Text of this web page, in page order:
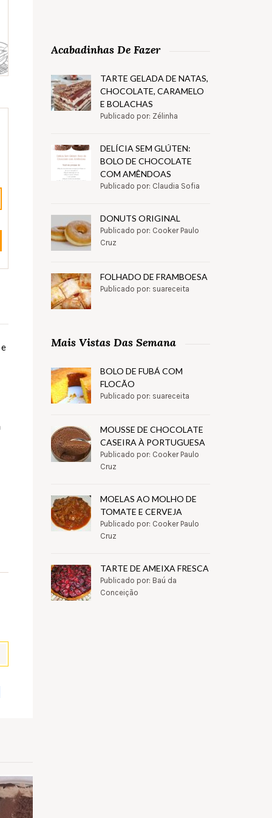
Acabadinhas De Fazer
TARTE GELADA DE NATAS,
CHOCOLATE, CARAMELO
E BOLACHAS
Publicado por: Zélinha
DELÍCIA SEM GLÚTEN:
BOLO DE CHOCOLATE
COM AMÊNDOAS
Publicado por: Claudia Sofia
DONUTS ORIGINAL
Publicado por: Cooker Paulo
Cruz
FOLHADO DE FRAMBOESA
Publicado por: suareceita
Mais Vistas Das Semana
BOLO DE FUBÁ COM
FLOCÃO
Publicado por: suareceita
MOUSSE DE CHOCOLATE
CASEIRA À PORTUGUESA
Publicado por: Cooker Paulo
Cruz
MOELAS AO MOLHO DE
TOMATE E CERVEJA
Publicado por: Cooker Paulo
Cruz
TARTE DE AMEIXA FRESCA
Publicado por: Baú da
Conceição